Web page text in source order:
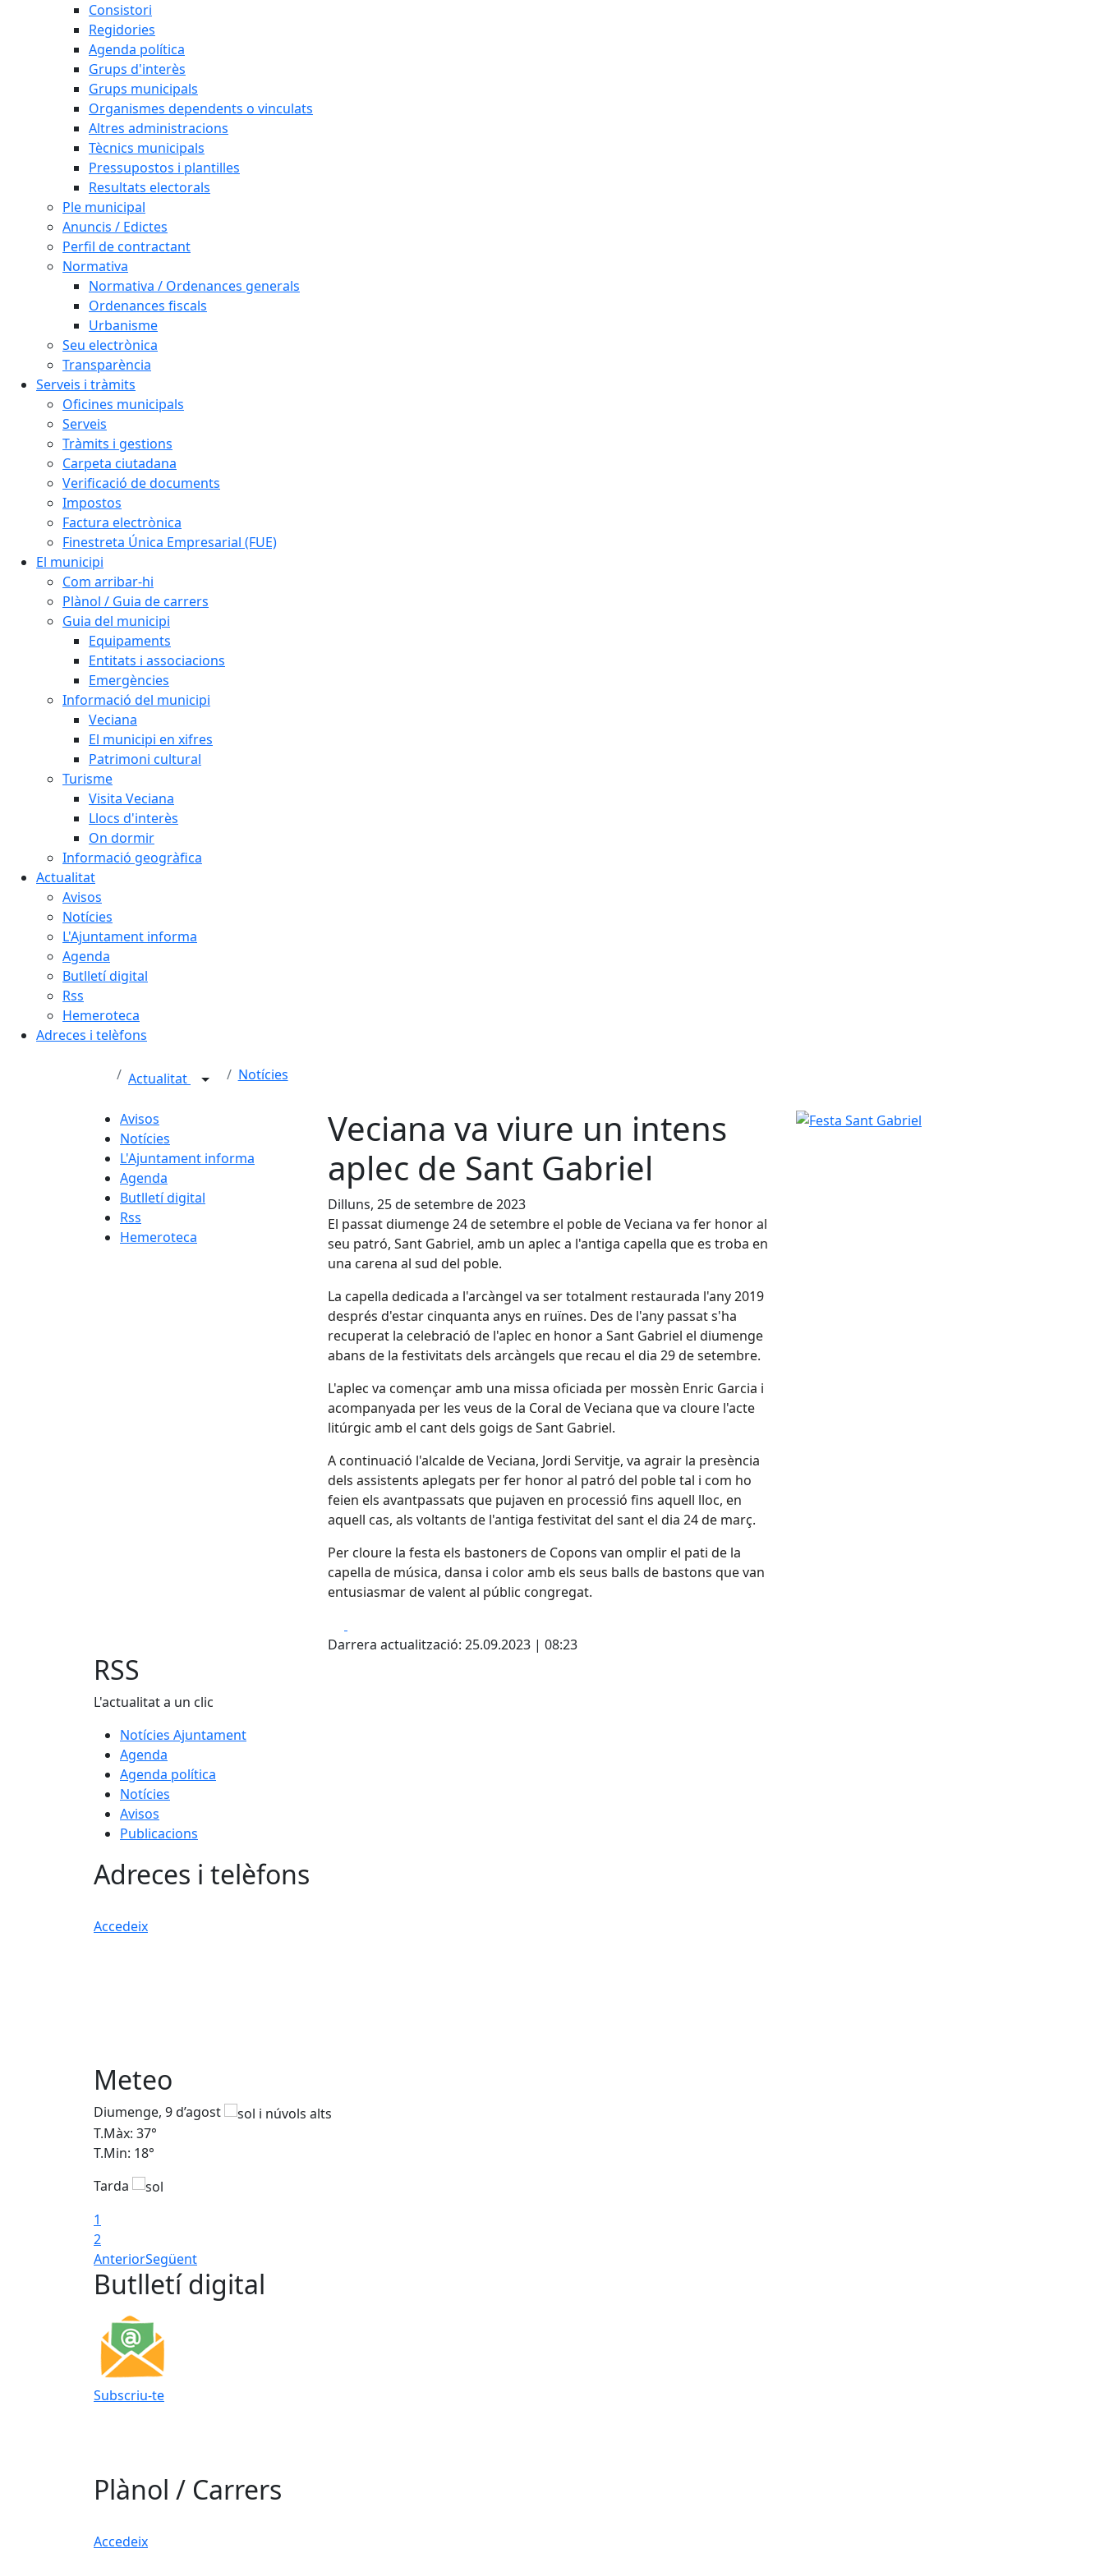
Consistori
Regidories
Agenda política
Grups d'interès
Grups municipals
Organismes dependents o vinculats
Altres administracions
Tècnics municipals
Pressupostos i plantilles
Resultats electorals
Ple municipal
Anuncis / Edictes
Perfil de contractant
Normativa
Normativa / Ordenances generals
Ordenances fiscals
Urbanisme
Seu electrònica
Transparència
Serveis i tràmits
Oficines municipals
Serveis
Tràmits i gestions
Carpeta ciutadana
Verificació de documents
Impostos
Factura electrònica
Finestreta Única Empresarial (FUE)
El municipi
Com arribar-hi
Plànol / Guia de carrers
Guia del municipi
Equipaments
Entitats i associacions
Emergències
Informació del municipi
Veciana
El municipi en xifres
Patrimoni cultural
Turisme
Visita Veciana
Llocs d'interès
On dormir
Informació geogràfica
Actualitat
Avisos
Notícies
L'Ajuntament informa
Agenda
Butlletí digital
Rss
Hemeroteca
Adreces i telèfons
Actualitat Notícies
Avisos
Notícies
L'Ajuntament informa
Agenda
Butlletí digital
Rss
Hemeroteca
Veciana va viure un intens
aplec de Sant Gabriel
Dilluns, 25 de setembre de 2023
El passat diumenge 24 de setembre el poble de Veciana va fer honor al
seu patró, Sant Gabriel, amb un aplec a l'antiga capella que es troba en
una carena al sud del poble.
La capella dedicada a l'arcàngel va ser totalment restaurada l'any 2019
després d'estar cinquanta anys en ruïnes. Des de l'any passat s'ha
recuperat la celebració de l'aplec en honor a Sant Gabriel el diumenge
abans de la festivitats dels arcàngels que recau el dia 29 de setembre.
L'aplec va començar amb una missa oficiada per mossèn Enric Garcia i
acompanyada per les veus de la Coral de Veciana que va cloure l'acte
litúrgic amb el cant dels goigs de Sant Gabriel.
A continuació l'alcalde de Veciana, Jordi Servitje, va agrair la presència
dels assistents aplegats per fer honor al patró del poble tal i com ho
feien els avantpassats que pujaven en processió fins aquell lloc, en
aquell cas, als voltants de l'antiga festivitat del sant el dia 24 de març.
Per cloure la festa els bastoners de Copons van omplir el pati de la
capella de música, dansa i color amb els seus balls de bastons que van
entusiasmar de valent al públic congregat.
Darrera actualització: 25.09.2023 | 08:23
Festa Sant Gabriel
RSS
L'actualitat a un clic
Notícies Ajuntament
Agenda
Agenda política
Notícies
Avisos
Publicacions
Adreces i telèfons
Accedeix
Meteo
Diumenge, 9 d’agost
T.Màx: 37°
T.Min: 18°
Tarda
1
2
AnteriorSegüent
Butlletí digital
Subscriu-te
Plànol / Carrers
Accedeix